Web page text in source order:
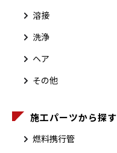
溶接
洗浄
ヘア
その他
施工パーツから探す
燃料携行管